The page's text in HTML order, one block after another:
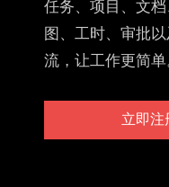
任务、项目、文
图、工时、审批
流，让工作更简单
立即注